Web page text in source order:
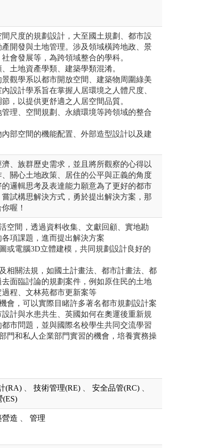
尺度的規劃設計，大至國土規劃、都市設
開發與土地管理。涉及領域橫跨地政、景
會發展等，為跨領域整合的學科。
土地資產學類、建築學類混淆。
觀學系以都市開放空間、建築物周圍綠美
設計學系旨在掌握人居環境之人體尺度、
，以提供更舒適之人居空間品質。
理、空間規劃、永續環境等跨領域的整合
部空間的機能配置、外部造型設計以及建
、族群歷史需求，並且將所觀察的心得以
關心土地政策、居住的公平與正義的角度
邏輯思考及表達能力願意為了更好的都市
試構思解決方式，勇於提出解決方案，那
喔！
空間，透過資料收集、文獻回顧、實地勘
項課題，進而提出解決方案
或電腦3D立體建模，共同規劃設計良好的
相關法規，如國土計畫法、都市計畫法、都
面臨討論的規劃案件，例如原住民的土地
程、文林苑都市更新案等
會，可以實際目睹許多著名都市規劃設計案
計與水患共生、英國如何在奧運後重新規
市問題，並與國際名校學生共同交流學習
門和私人企業部門實習的機會，培養實務操
(RA) 技術管理(RE) 安全品管(RC)
(ES)
營造 管理